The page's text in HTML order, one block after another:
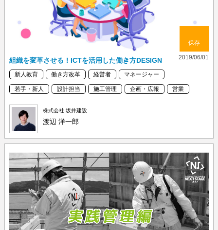
保存
2019/06/01
組織を変革させる！ICTを活用した働き方DESIGN
新人教育 働き方改革 経営者 マネージャー
若手・新人 設計担当 施工管理 企画・広報 営業
株式会社 坂井建設
渡辺 洋一郎